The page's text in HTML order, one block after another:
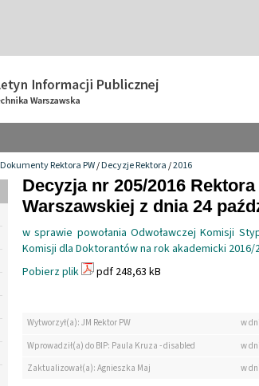
Dokumenty Rektora PW/Decyzje Rektora/2016
Decyzja nr 205/2016
Warszawskiej z dnia 24
w sprawie powołania Odwoławczej Komisji
Komisji dla Doktorantów na rok akademicki 2016/
Pobierz plik
pdf 248,63 kB
Wytworzył(a): JM Rektor PW
w
Wprowadził(a) do BIP: Paula Kruza - disabled
w
Zaktualizował(a): Agnieszka Maj
w